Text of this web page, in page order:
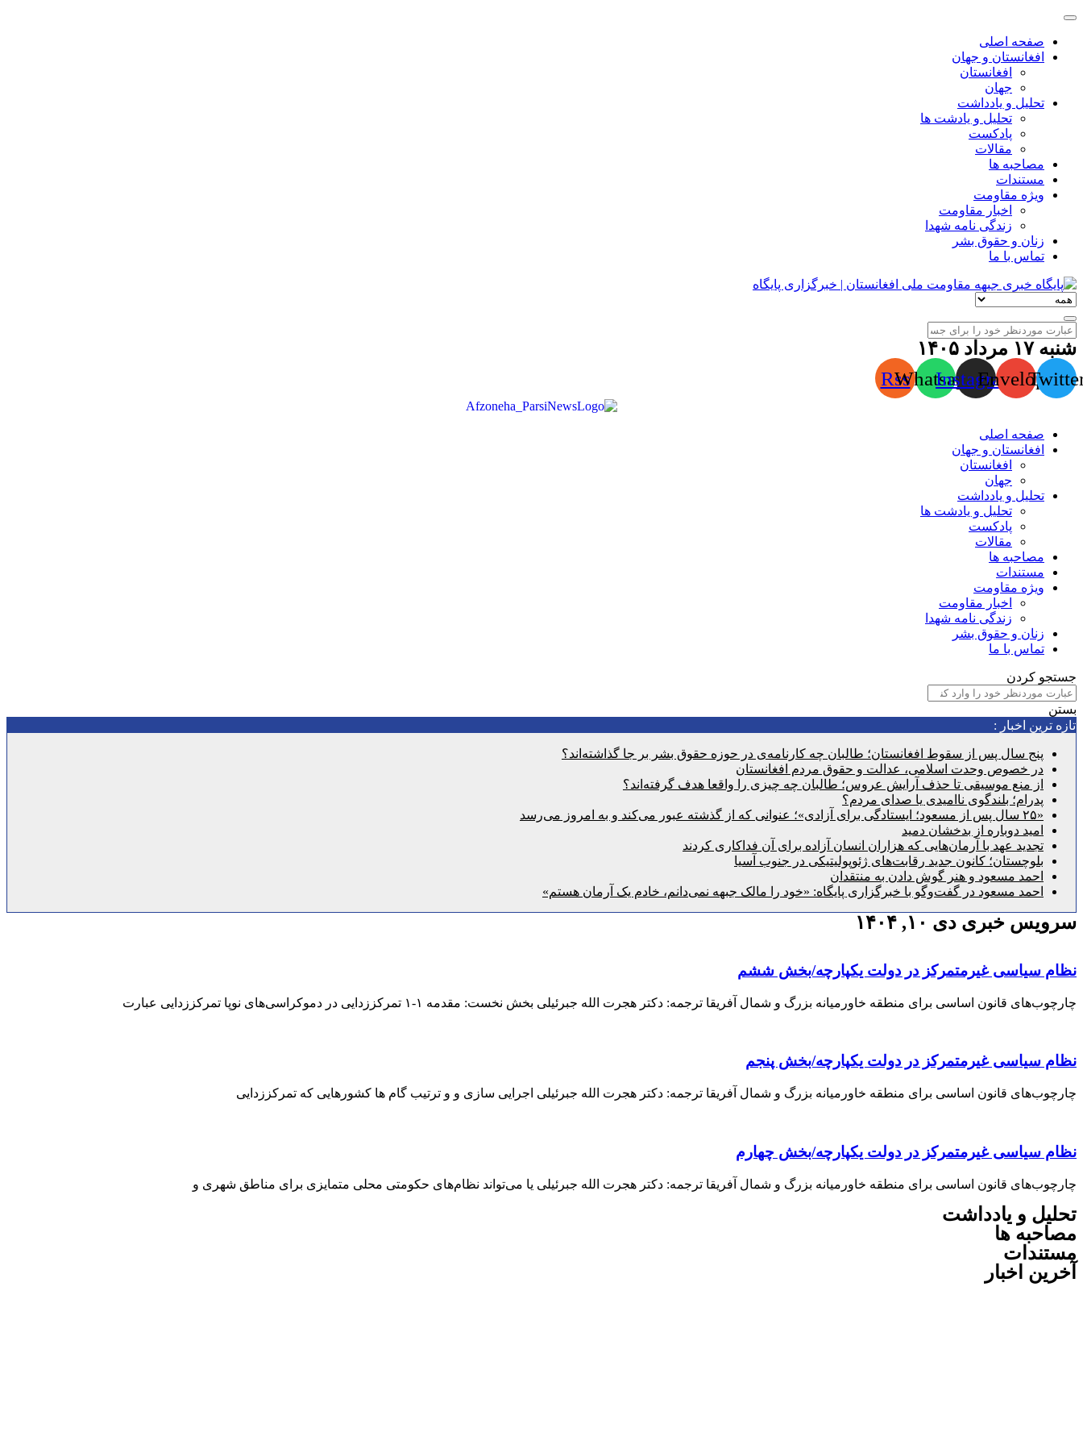
صفحه اصلی
افغانستان و جهان
افغانستان
جهان
تحلیل و یادداشت
تحلیل و یادشت ها
پادکست
مقالات
مصاحبه ها
مستندات
ویژه مقاومت
اخبار مقاومت
زندگی نامه شهدا
زنان و حقوق بشر
تماس با ما
شنبه ۱۷ مرداد ۱۴۰۵
Envelope
Instagram
Whatsapp
Rss
صفحه اصلی
افغانستان و جهان
افغانستان
جهان
تحلیل و یادداشت
تحلیل و یادشت ها
پادکست
مقالات
مصاحبه ها
مستندات
ویژه مقاومت
اخبار مقاومت
زندگی نامه شهدا
زنان و حقوق بشر
تماس با ما
جستجو کردن
بستن
تازه ترین اخبار :
پنج سال پس از سقوط افغانستان؛ طالبان چه کارنامه‌ی در حوزه حقوق بشر بر جا گذاشته‌اند؟
در خصوص وحدت اسلامی، عدالت و حقوق مردم افغانستان
از منع موسیقی تا حذف آرایش عروس؛ طالبان چه چیزی را واقعا هدف گرفته‌اند؟
پدرام؛ بلندگوی ناامیدی یا صدای مردم؟
«۲۵ سال پس از مسعود؛ ایستادگی برای آزادی»؛ عنوانی که از گذشته عبور می‌کند و به امروز می‌رسد
امید دوباره از بدخشان دمید
تجدید عهد با آرمان‌هایی که هزاران انسان آزاده برای آن فداکاری کردند
بلوچستان؛ کانون جدید رقابت‌های ژئوپولیتیکی در جنوب آسیا
احمد مسعود و هنر گوش دادن به منتقدان
احمد مسعود در گفت‌وگو با خبرگزاری پایگاه: «خود را مالک جبهه نمی‌دانم، خادم یک آرمان هستم»
سرویس خبری دی ۱۰, ۱۴۰۴
نظام سیاسی غیرمتمرکز در دولت یکپارچه/بخش ششم
چارچوب‌های قانون اساسی برای منطقه خاورمیانه بزرگ و شمال آفریقا ترجمه: دکتر هجرت الله جبرئیلی بخش نخست: مقدمه ۱-۱ تمرکززدایی در دموکراسی‌های نوپا تمرکززدایی عبارت
نظام سیاسی غیرمتمرکز در دولت یکپارچه/بخش پنجم
چارچوب‌های قانون اساسی برای منطقه خاورمیانه بزرگ و شمال آفریقا ترجمه: دکتر هجرت الله جبرئیلی اجرایی سازی و و ترتیب گام ها کشورهایی که تمرکززدایی
نظام سیاسی غیرمتمرکز در دولت یکپارچه/بخش چهارم
چارچوب‌های قانون اساسی برای منطقه خاورمیانه بزرگ و شمال آفریقا ترجمه: دکتر هجرت الله جبرئیلی یا می‌تواند نظام‌های حکومتی محلی متمایزی برای مناطق شهری و
تحلیل و یادداشت
مصاحبه ها
مستندات
آخرین اخبار